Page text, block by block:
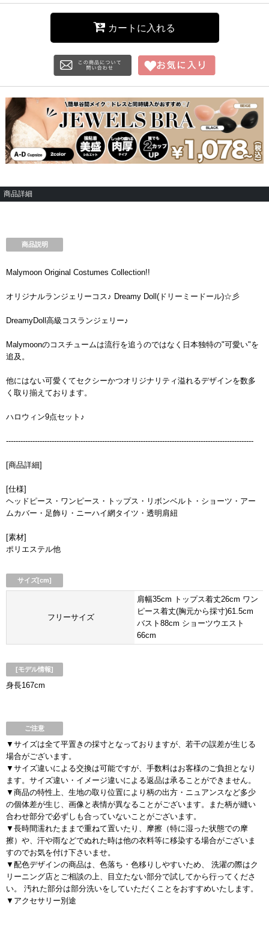
カートに入れる
商品詳細
商品説明
Malymoon Original Costumes Collection!!
オリジナルランジェリーコス♪ Dreamy Doll(ドリーミードール)☆彡
DreamyDoll高級コスランジェリー♪
Malymoonのコスチュームは流行を追うのではなく日本独特の"可愛い"を
追及。
他にはない可愛くてセクシーかつオリジナリティ溢れるデザインを数多
く取り揃えております。
ハロウィン9点セット♪
-------------------------------------------------------------------------------------------------------
[商品詳細]
[仕様]
ヘッドピース・ワンピース・トップス・リボンベルト・ショーツ・アー
ムカバー・足飾り・ニーハイ網タイツ・透明肩紐
[素材]
ポリエステル他
サイズ[cm]
フリーサイズ
肩幅35cm トップス着丈26cm ワン
ピース着丈(胸元から採寸)61.5cm
バスト88cm ショーツウエスト
66cm
[モデル情報]
身長167cm
ご注意
▼サイズは全て平置きの採寸となっておりますが、若干の誤差が生じる
場合がございます。
▼サイズ違いによる交換は可能ですが、手数料はお客様のご負担となり
ます。サイズ違い・イメージ違いによる返品は承ることができません。
▼商品の特性上、生地の取り位置により柄の出方・ニュアンスなど多少
の個体差が生じ、画像と表情が異なることがございます。また柄が縫い
合わせ部分で必ずしも合っていないことがございます。
▼長時間濡れたままで重ねて置いたり、摩擦（特に湿った状態での摩
擦）や、汗や雨などでぬれた時は他の衣料等に移染する場合がございま
すのでお気を付け下さいませ。
▼配色デザインの商品は、色落ち・色移りしやすいため、 洗濯の際はク
リーニング店とご相談の上、目立たない部分で試してから行ってくださ
い。 汚れた部分は部分洗いをしていただくことをおすすめいたします。
▼アクセサリー別途